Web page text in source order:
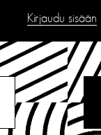
Kirjaudu sisään